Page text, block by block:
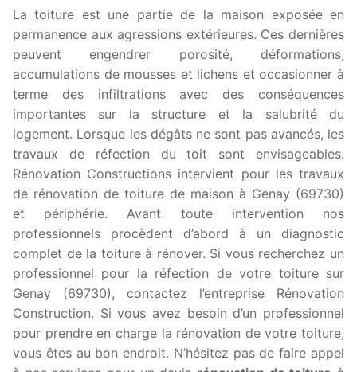
La toiture est une partie de la maison exposée en
permanence aux agressions extérieures. Ces dernières
peuvent engendrer porosité, déformations,
accumulations de mousses et lichens et occasionner à
terme des infiltrations avec des conséquences
importantes sur la structure et la salubrité du
logement. Lorsque les dégâts ne sont pas avancés, les
travaux de réfection du toit sont envisageables.
Rénovation Constructions intervient pour les travaux
de rénovation de toiture de maison à Genay (69730)
et périphérie. Avant toute intervention nos
professionnels procèdent d’abord à un diagnostic
complet de la toiture à rénover. Si vous recherchez un
professionnel pour la réfection de votre toiture sur
Genay (69730), contactez l’entreprise Rénovation
Construction. Si vous avez besoin d’un professionnel
pour prendre en charge la rénovation de votre toiture,
vous êtes au bon endroit. N’hésitez pas de faire appel